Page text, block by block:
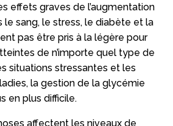
effets graves de l’augmentation
le sang, le stress, le diabète et la
pas être pris à la légère pour
de n’importe quel type de
situations stressantes et les
la gestion de la glycémie
en plus difficile.
affectent les niveaux de